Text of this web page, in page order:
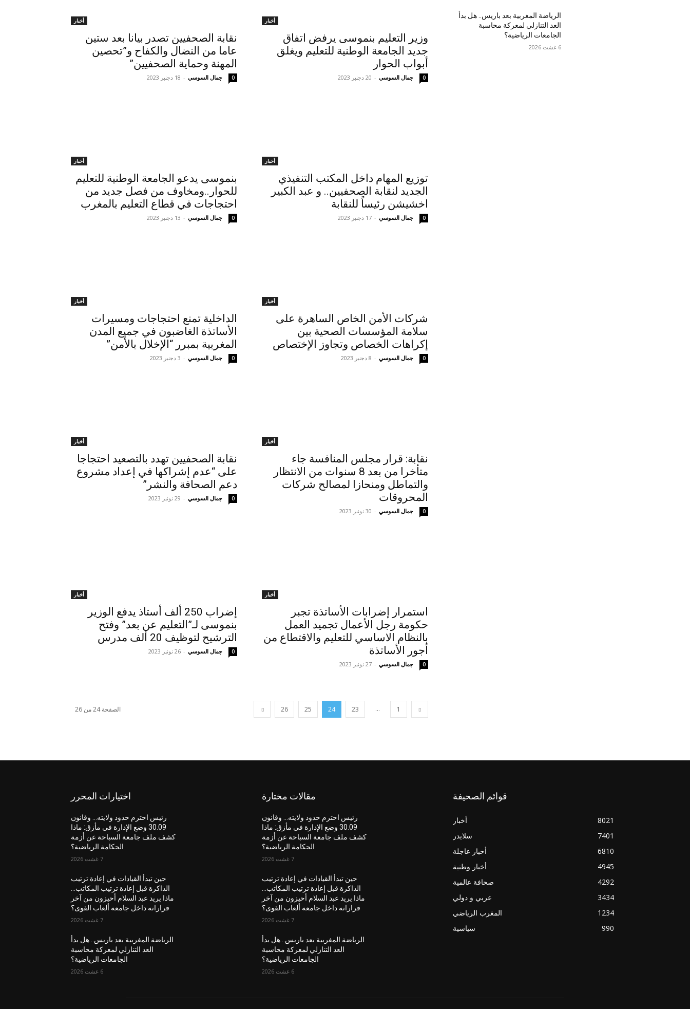
أخبار
وزير التعليم بنموسى يرفض اتفاق
جديد الجامعة الوطنية للتعليم ويغلق
أبواب الحوار
جمال السوسي - 20 دجنبر 2023 0
أخبار
نقابة الصحفيين تصدر بيانا بعد ستين
عاما من النضال والكفاح و”تحصين
المهنة وحماية الصحفيين”
جمال السوسي - 18 دجنبر 2023 0
أخبار
توزيع المهام داخل المكتب التنفيذي
الجديد لنقابة الصحفيين.. و عبد الكبير
اخشيشن رئيساً للنقابة
جمال السوسي - 17 دجنبر 2023 0
أخبار
بنموسى يدعو الجامعة الوطنية للتعليم
للحوار..ومخاوف من فصل جديد من
احتجاجات في قطاع التعليم بالمغرب
جمال السوسي - 13 دجنبر 2023 0
أخبار
شركات الأمن الخاص الساهرة على
سلامة المؤسسات الصحية بين
إكراهات الخصاص وتجاوز الإختصاص
جمال السوسي - 8 دجنبر 2023 0
أخبار
الداخلية تمنع احتجاجات ومسيرات
الأساتذة الغاضبون في جميع المدن
المغربية بمبرر “الإخلال بالأمن”
جمال السوسي - 3 دجنبر 2023 0
أخبار
نقابة: قرار مجلس المنافسة جاء
متأخرا من بعد 8 سنوات من الانتظار
والتماطل ومنحازا لمصالح شركات
المحروقات
جمال السوسي - 30 نونبر 2023 0
أخبار
نقابة الصحفيين تهدد بالتصعيد احتجاجا
على “عدم إشراكها في إعداد مشروع
دعم الصحافة والنشر”
جمال السوسي - 29 نونبر 2023 0
أخبار
استمرار إضرابات الأساتذة تجبر
حكومة رجل الأعمال تجميد العمل
بالنظام الاساسي للتعليم والاقتطاع من
أجور الأساتذة
جمال السوسي - 27 نونبر 2023 0
أخبار
إضراب 250 ألف أستاذ يدفع الوزير
بنموسى لـ”التعليم عن بعد” وفتح
الترشيح لتوظيف 20 ألف مدرس
جمال السوسي - 26 نونبر 2023 0
1
...
23
24
25
26 الصفحة 24 من 26
الرياضة المغربية بعد باريس.. هل بدأ
العد التنازلي لمعركة محاسبة
الجامعات الرياضية؟
6 غشت 2026
اختيارات المحرر
رئيس احترم حدود ولايته… وقانون
30.09 وضع الإدارة في مأزق: ماذا
كشف ملف جامعة السباحة عن أزمة
الحكامة الرياضية؟
7 غشت 2026
حين تبدأ القيادات في إعادة ترتيب
الذاكرة قبل إعادة ترتيب المكاتب…
ماذا يريد عبد السلام أحيزون من آخر
قراراته داخل جامعة ألعاب القوى؟
7 غشت 2026
الرياضة المغربية بعد باريس.. هل بدأ
العد التنازلي لمعركة محاسبة
الجامعات الرياضية؟
6 غشت 2026
مقالات مختارة
رئيس احترم حدود ولايته… وقانون
30.09 وضع الإدارة في مأزق: ماذا
كشف ملف جامعة السباحة عن أزمة
الحكامة الرياضية؟
7 غشت 2026
حين تبدأ القيادات في إعادة ترتيب
الذاكرة قبل إعادة ترتيب المكاتب…
ماذا يريد عبد السلام أحيزون من آخر
قراراته داخل جامعة ألعاب القوى؟
7 غشت 2026
الرياضة المغربية بعد باريس.. هل بدأ
العد التنازلي لمعركة محاسبة
الجامعات الرياضية؟
6 غشت 2026
قوائم الصحيفة
أخبار
8021
سلايدر
7401
أخبار عاجلة
6810
أخبار وطنية
4945
صحافة عالمية
4292
عربي و دولي
3434
المغرب الرياضي
1234
سياسية
990